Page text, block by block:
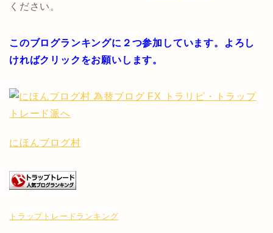
ください。
このブログランキングに２つ参加しています。よろし
ければクリックをお願いします。
にほんブログ村
トラップトレードランキング